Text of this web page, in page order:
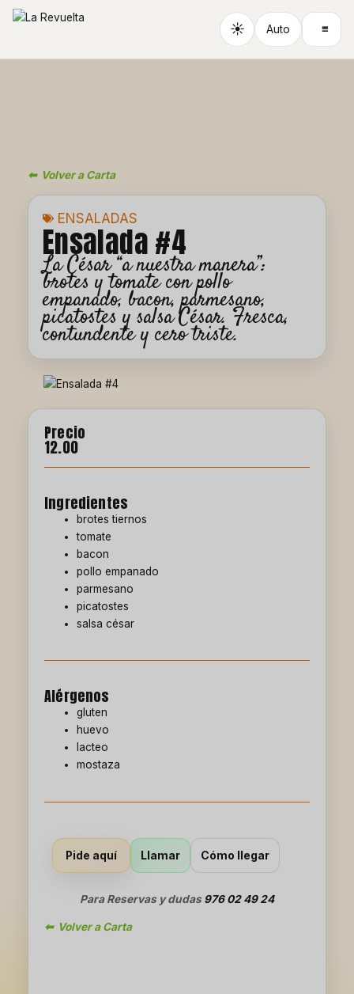
☀ Auto ≡
⬅ Volver a Carta
ENSALADAS
Ensalada #4
La César “a nuestra manera”:
brotes y tomate con pollo
empanado, bacon, parmesano,
picatostes y salsa César. Fresca,
contundente y cero triste.
Precio
12.00
Ingredientes
brotes tiernos
tomate
bacon
pollo empanado
parmesano
picatostes
salsa césar
Alérgenos
gluten
huevo
lacteo
mostaza
Pide aquí Llamar Cómo llegar
Para Reservas y dudas 976 02 49 24
⬅ Volver a Carta